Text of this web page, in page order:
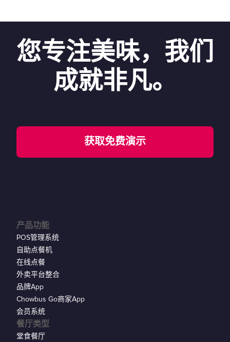
您专注美味，我们
成就非凡。
获取免费演示
产品功能
POS管理系统
自助点餐机
在线点餐
外卖平台整合
品牌App
Chowbus Go商家App
会员系统
餐厅类型
堂食餐厅